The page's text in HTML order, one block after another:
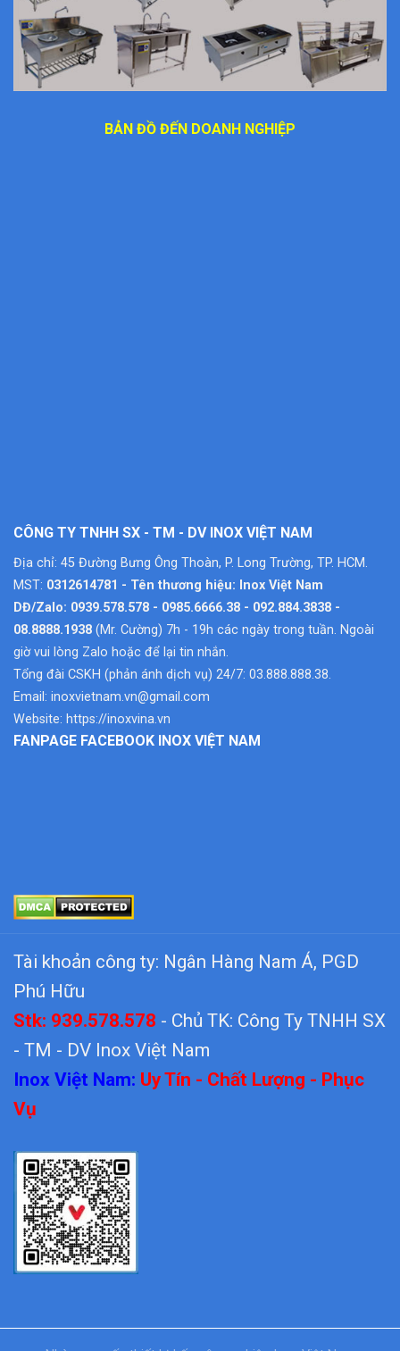
BẢN ĐỒ ĐẾN DOANH NGHIỆP
CÔNG TY TNHH SX - TM - DV INOX VIỆT NAM
Địa chỉ: 45 Đường Bưng Ông Thoàn, P. Long Trường, TP. HCM.
MST: 0312614781 - Tên thương hiệu: Inox Việt Nam
DĐ/Zalo: 0939.578.578 - 0985.6666.38 - 092.884.3838 -
08.8888.1938 (Mr. Cường) 7h - 19h các ngày trong tuần. Ngoài
giờ vui lòng Zalo hoặc để lại tin nhắn.
Tổng đài CSKH (phản ánh dịch vụ) 24/7: 03.888.888.38.
Email: inoxvietnam.vn@gmail.com
Website: https://inoxvina.vn
FANPAGE FACEBOOK INOX VIỆT NAM
Tài khoản công ty: Ngân Hàng Nam Á, PGD
Phú Hữu
Stk: 939.578.578 - Chủ TK: Công Ty TNHH SX
- TM - DV Inox Việt Nam
Inox Việt Nam: Uy Tín - Chất Lượng - Phục
Vụ